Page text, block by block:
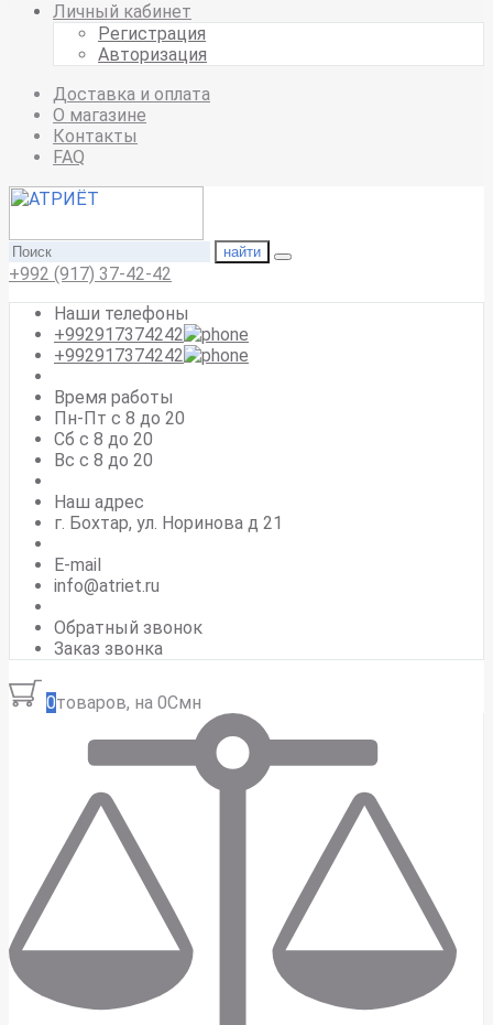
Личный кабинет
Регистрация
Авторизация
Доставка и оплата
О магазине
Контакты
FAQ
найти
+992 (917) 37-42-42
Наши телефоны
+992917374242
+992917374242
Время работы
Пн-Пт с 8 до 20
Сб с 8 до 20
Вс c 8 до 20
Наш адрес
г. Бохтар, ул. Норинова д 21
E-mail
info@atriet.ru
Обратный звонок
Заказ звонка
0товаров, на 0Смн